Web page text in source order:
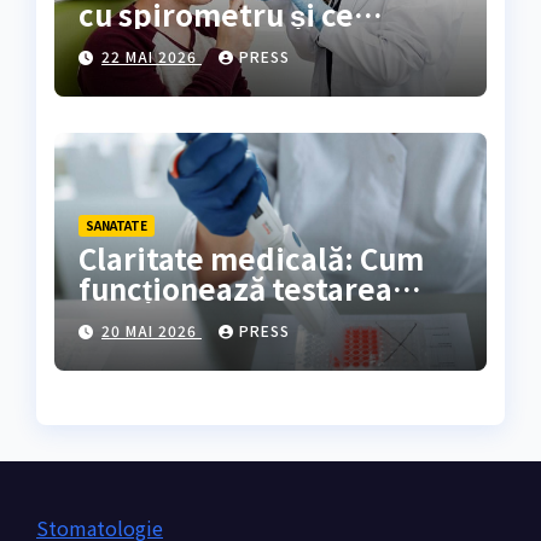
cu spirometru și ce
rezultate oferă?
22 MAI 2026 PRESS
SANATATE
Claritate medicală: Cum
funcționează testarea
genetică și cine are
nevoie de ea?
20 MAI 2026 PRESS
Stomatologie